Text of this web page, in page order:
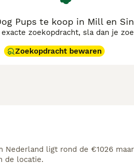
Pups te koop in Mill en
zoekopdracht, sla dan je
Zoekopdracht bewaren
Nederland ligt rond de €1026
de locatie.